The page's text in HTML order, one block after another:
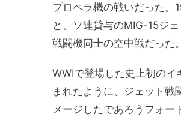
プロペラ機の戦いだった。
と、ソ連貸与のMIG-15ジ
戦闘機同士の空中戦だった。
WWⅠで登場した史上初の
まれたように、ジェット
メージしたであろうフォ